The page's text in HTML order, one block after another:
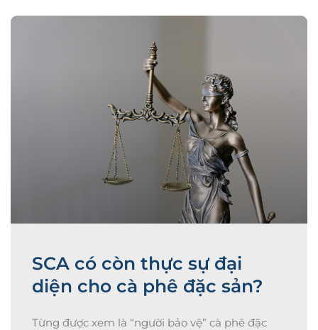
SCA có còn thực sự đại
diện cho cà phê đặc sản?
Từng được xem là “người bảo vệ” cà phê đặc